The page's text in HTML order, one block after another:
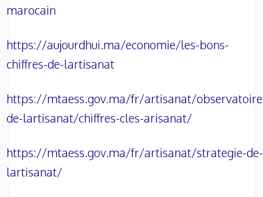
marocain
https://aujourdhui.ma/economie/les-bons-
chiffres-de-lartisanat
https://mtaess.gov.ma/fr/artisanat/
de-lartisanat/chiffres-cles-arisanat/
https://mtaess.gov.ma/fr/artisanat/strategie-de-
lartisanat/